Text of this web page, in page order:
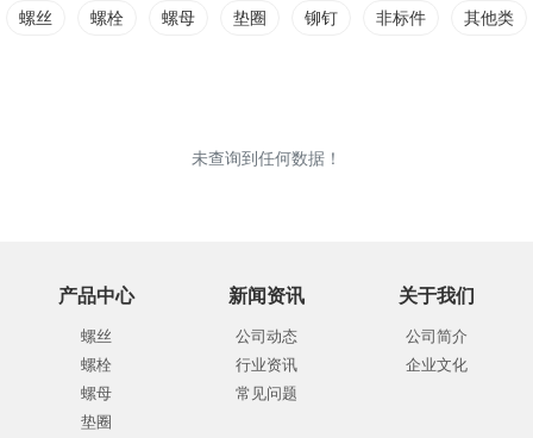
螺丝 螺栓 螺母 垫圈 铆钉 非标件 其他类
未查询到任何数据！
产品中心
螺丝
螺栓
螺母
垫圈
新闻资讯
公司动态
行业资讯
常见问题
关于我们
公司简介
企业文化